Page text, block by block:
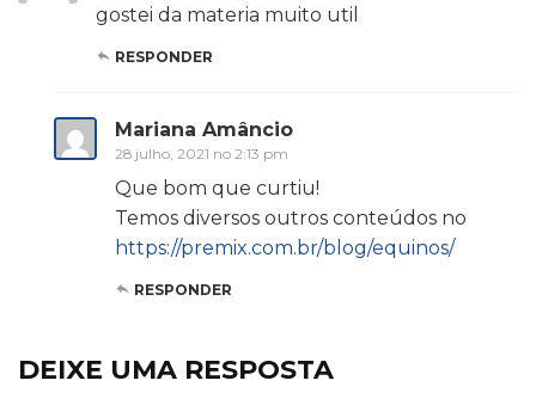
gostei da materia muito util
RESPONDER
Mariana Amâncio
28 julho, 2021 no 2:13 pm
Que bom que curtiu!
Temos diversos outros conteúdos no
https://premix.com.br/blog/equinos/
RESPONDER
DEIXE UMA RESPOSTA